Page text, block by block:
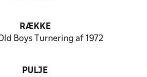
RÆKKE
Boys Turnering af 1972
PULJE